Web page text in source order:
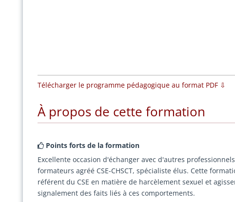
Télécharger le programme pédagogique au format PDF ⇩
À propos de cette formation
Points forts de la formation
Excellente occasion d'échanger avec d'autres
formateurs agréé CSE-CHSCT, spécialiste élus. Cette
référent du CSE en matière de harcèlement sexuel et
signalement des faits liés à ces comportements.